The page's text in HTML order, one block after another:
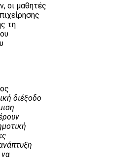
οι μαθητές
τη
διέξοδο